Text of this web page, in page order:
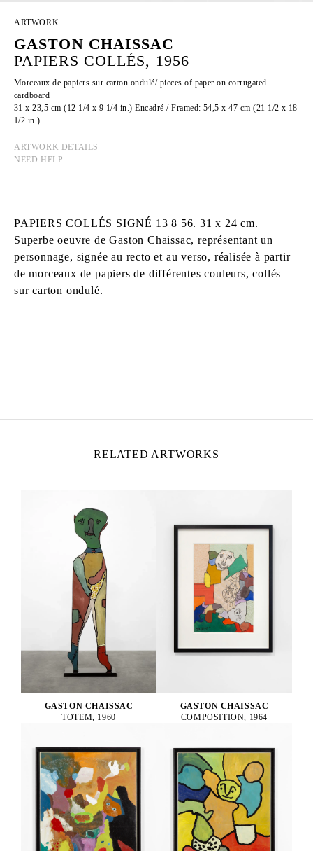
ARTWORK
GASTON CHAISSAC
PAPIERS COLLÉS, 1956
Morceaux de papiers sur carton ondulé/ pieces of paper on corrugated
cardboard
31 x 23,5 cm (12 1/4 x 9 1/4 in.) Encadré / Framed: 54,5 x 47 cm (21 1/2 x 18
1/2 in.)
ARTWORK DETAILS
NEED HELP
PAPIERS COLLÉS SIGNÉ 13 8 56. 31 x 24 cm.
Superbe oeuvre de Gaston Chaissac, représentant un
personnage, signée au recto et au verso, réalisée à partir
de morceaux de papiers de différentes couleurs, collés
sur carton ondulé.
RELATED ARTWORKS
GASTON CHAISSAC
TOTEM, 1960
GASTON CHAISSAC
COMPOSITION, 1964